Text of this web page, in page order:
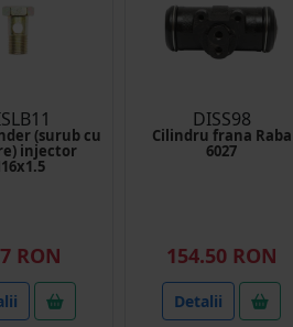
(surub cu
injector
RON
DISS98
Cilindru frana Raba
6027
154.50 RON
Detalii